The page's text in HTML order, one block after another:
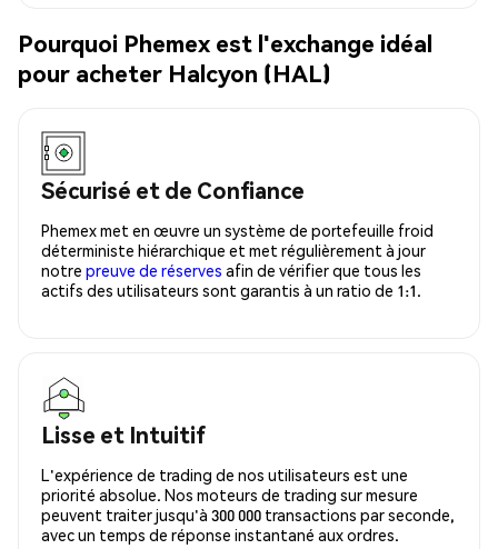
Pourquoi Phemex est l'exchange idéal
pour acheter Halcyon (HAL)
Sécurisé et de Confiance
Phemex met en œuvre un système de portefeuille froid
déterministe hiérarchique et met régulièrement à jour
notre preuve de réserves afin de vérifier que tous les
actifs des utilisateurs sont garantis à un ratio de 1:1.
Lisse et Intuitif
L'expérience de trading de nos utilisateurs est une
priorité absolue. Nos moteurs de trading sur mesure
peuvent traiter jusqu'à 300 000 transactions par seconde,
avec un temps de réponse instantané aux ordres.